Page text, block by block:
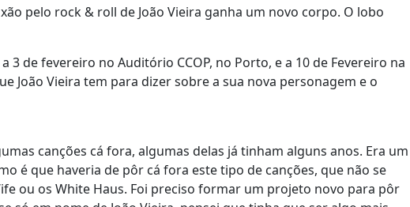
pelo rock & roll de João Vieira ganha um novo corpo. O lobo
de fevereiro no Auditório CCOP, no Porto, e a 10 de Fevereiro na
João Vieira tem para dizer sobre a sua nova personagem e o
canções cá fora, algumas delas já tinham alguns anos. Era um
é que haveria de pôr cá fora este tipo de canções, que não se
ou os White Haus. Foi preciso formar um projeto novo para pôr